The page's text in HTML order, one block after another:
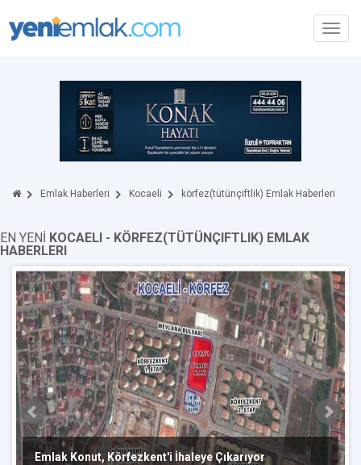
Emlak Haberleri Kocaeli körfez(tütünçiftlik) Emlak Haberleri
EN YENİ KOCAELI - KÖRFEZ(TÜTÜNÇIFTLIK) EMLAK
HABERLERI
Emlak Konut, Körfezkent'i İhaleye Çıkarıyor